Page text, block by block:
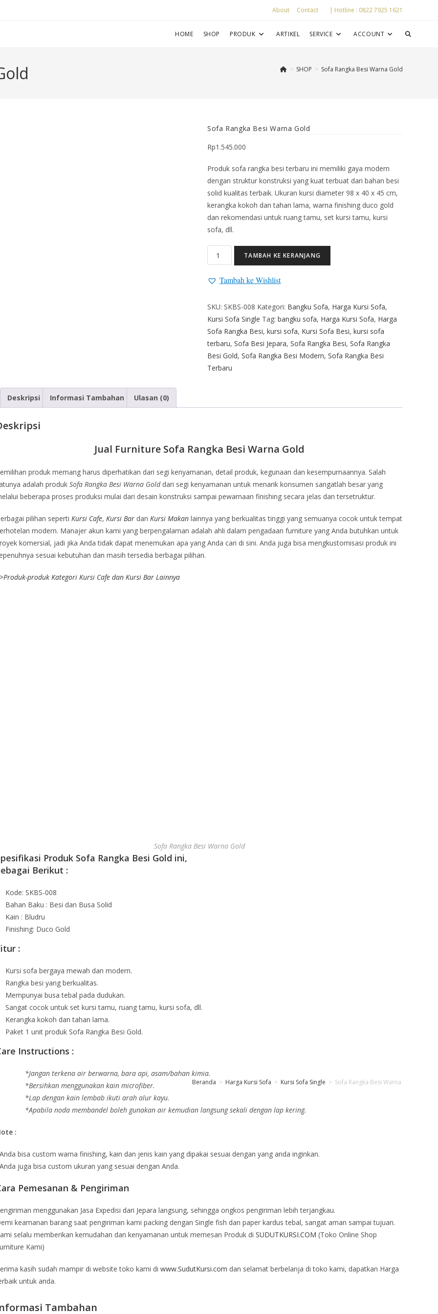
About Contact | Hotline : 0822 7925 1621
HOME SHOP PRODUK ARTIKEL SERVICE ACCOUNT
> SHOP > Sofa Rangka Besi Warna Gold
Beranda > Harga Kursi Sofa > Kursi Sofa Single > Sofa Rangka Besi Warna Gold
Sofa Rangka Besi Warna Gold
Rp1.545.000
Produk sofa rangka besi terbaru ini memiliki gaya modern
dengan struktur konstruksi yang kuat terbuat dari bahan besi
solid kualitas terbaik. Ukuran kursi diameter 98 x 40 x 45 cm,
kerangka kokoh dan tahan lama, warna finishing duco gold
dan rekomendasi untuk ruang tamu, set kursi tamu, kursi
sofa, dll.
TAMBAH KE KERANJANG
Tambah ke Wishlist
SKU:SKBS-008 Kategori: Bangku Sofa, Harga Kursi Sofa,
Kursi Sofa Single Tag:bangku sofa, Harga Kursi Sofa, Harga
Sofa Rangka Besi,kursi sofa, Kursi Sofa Besi,kursi sofa
terbaru,Sofa Besi Jepara,Sofa Rangka Besi,Sofa Rangka
Besi Gold,Sofa Rangka Besi Modern,Sofa Rangka Besi
Terbaru
Deskripsi Informasi Tambahan Ulasan (0)
Jual Furniture Sofa Rangka Besi Warna Gold
produk memang harus diperhatikan dari segi kenyamanan, detail produk, kegunaan dan kesempurnaannya. Salah
adalah produk Sofa Rangka Besi Warna Gold dari segi kenyamanan untuk menarik konsumen sangatlah besar yang
beberapa proses produksi mulai dari desain konstruksi sampai pewarnaan finishing secara jelas dan tersetruktur.
pilihan seperti Kursi Cafe, Kursi Bar dan Kursi Makan lainnya yang berkualitas tinggi yang semuanya cocok untuk tempat
modern. Manajer akun kami yang berpengalaman adalah ahli dalam pengadaan furniture yang Anda butuhkan untuk
komersial, jadi jika Anda tidak dapat menemukan apa yang Anda cari di sini. Anda juga bisa mengkustomisasi produk ini
sesuai kebutuhan dan masih tersedia berbagai pilihan.
Produk-produk Kategori Kursi Cafe dan Kursi Bar Lainnya
Sofa Rangka Besi Warna Gold
Produk Sofa Rangka Besi Gold ini,
Berikut :
Kode: SKBS-008
Bahan Baku : Besi dan Busa Solid
Kain : Bludru
Finishing: Duco Gold
:
Kursi sofa bergaya mewah dan modern.
Rangka besi yang berkualitas.
Mempunyai busa tebal pada dudukan.
Sangat cocok untuk set kursi tamu, ruang tamu, kursi sofa, dll.
Kerangka kokoh dan tahan lama.
Paket 1 unit produk Sofa Rangka Besi Gold.
Instructions :
*Jangan terkena air berwarna, bara api, asam/bahan kimia.
*Bersihkan menggunakan kain microfiber.
*Lap dengan kain lembab ikuti arah alur kayu.
*Apabila noda membandel boleh gunakan air kemudian langsung sekali dengan lap kering.
:
bisa custom warna finishing, kain dan jenis kain yang dipakai sesuai dengan yang anda inginkan.
juga bisa custom ukuran yang sesuai dengan Anda.
Pemesanan & Pengiriman
menggunakan Jasa Expedisi dari Jepara langsung, sehingga ongkos pengiriman lebih terjangkau.
keamanan barang saat pengiriman kami packing dengan Single fish dan paper kardus tebal, sangat aman sampai tujuan.
selalu memberikan kemudahan dan kenyamanan untuk memesan Produk di SUDUTKURSI.COM (Toko Online Shop
Kami)
kasih sudah mampir di website toko kami di www.SudutKursi.com dan selamat berbelanja di toko kami, dapatkan Harga
untuk anda.
Tambahan